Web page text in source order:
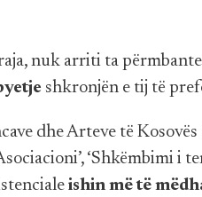
nuk arriti ta
shkronjën e tij të
dhe Arteve të
‘Shkëmbimi i
ishin më të